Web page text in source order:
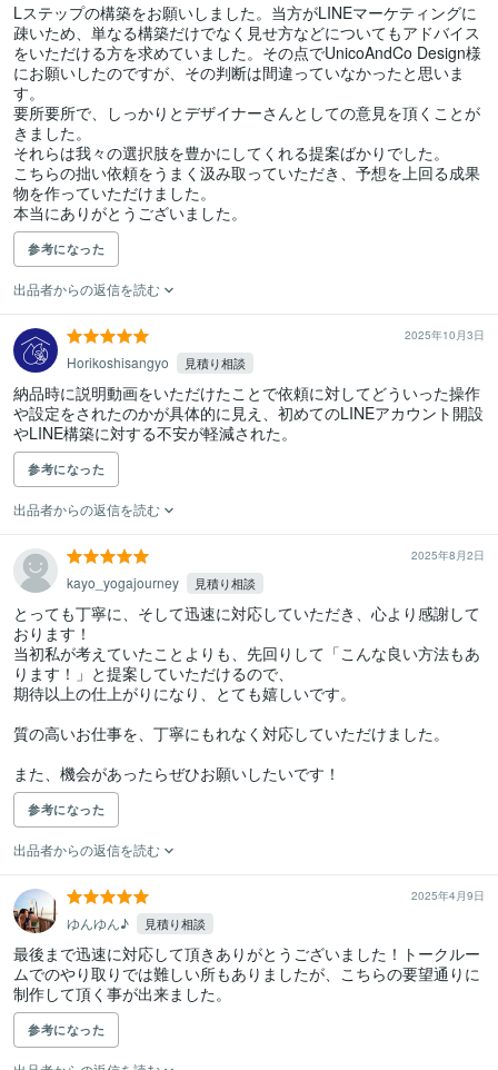
Lステップの構築をお願いしました。当方がLINEマーケティングに
疎いため、単なる構築だけでなく見せ方などについてもアドバイス
をいただける方を求めていました。その点でUnicoAndCo Design様
にお願いしたのですが、その判断は間違っていなかったと思いま
す。
要所要所で、しっかりとデザイナーさんとしての意見を頂くことが
きました。
それらは我々の選択肢を豊かにしてくれる提案ばかりでした。
こちらの拙い依頼をうまく汲み取っていただき、予想を上回る成果
物を作っていただけました。
本当にありがとうございました。
参考になった
出品者からの返信を読む
2025年10月3日
Horikoshisangyo 見積り相談
納品時に説明動画をいただけたことで依頼に対してどういった操作
や設定をされたのかが具体的に見え、初めてのLINEアカウント開設
参考になった
出品者からの返信を読む
2025年8月2日
kayo_yogajourney 見積り相談
とっても丁寧に、そして迅速に対応していただき、心より感謝して
おります！
当初私が考えていたことよりも、先回りして「こんな良い方法もあ
ります！」と提案していただけるので、
期待以上の仕上がりになり、とても嬉しいです。
質の高いお仕事を、丁寧にもれなく対応していただけました。
また、機会があったらぜひお願いしたいです！
参考になった
出品者からの返信を読む
2025年4月9日
ゆんゆん♪ 見積り相談
最後まで迅速に対応して頂きありがとうございました！トークルー
ムでのやり取りでは難しい所もありましたが、こちらの要望通りに
制作して頂く事が出来ました。
参考になった